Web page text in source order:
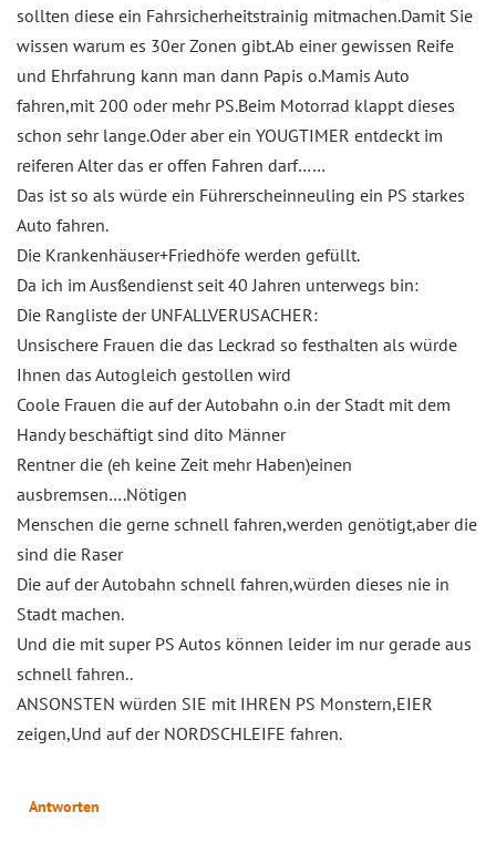
sollten diese ein Fahrsicherheitstrainig mitmachen.Damit Sie
wissen warum es 30er Zonen gibt.Ab einer gewissen Reife
und Ehrfahrung kann man dann Papis o.Mamis Auto
fahren,mit 200 oder mehr PS.Beim Motorrad klappt dieses
schon sehr lange.Oder aber ein YOUGTIMER entdeckt im
reiferen Alter das er offen Fahren darf……
Das ist so als würde ein Führerscheinneuling ein PS starkes
Auto fahren.
Die Krankenhäuser+Friedhöfe werden gefüllt.
Da ich im Ausßendienst seit 40 Jahren unterwegs bin:
Die Rangliste der UNFALLVERUSACHER:
Unsischere Frauen die das Leckrad so festhalten als würde
Ihnen das Autogleich gestollen wird
Coole Frauen die auf der Autobahn o.in der Stadt mit dem
Handy beschäftigt sind dito Männer
Rentner die (eh keine Zeit mehr Haben)einen
ausbremsen….Nötigen
Menschen die gerne schnell fahren,werden genötigt,aber die
sind die Raser
Die auf der Autobahn schnell fahren,würden dieses nie in
Stadt machen.
Und die mit super PS Autos können leider im nur gerade aus
schnell fahren..
ANSONSTEN würden SIE mit IHREN PS Monstern,EIER
zeigen,Und auf der NORDSCHLEIFE fahren.
Antworten